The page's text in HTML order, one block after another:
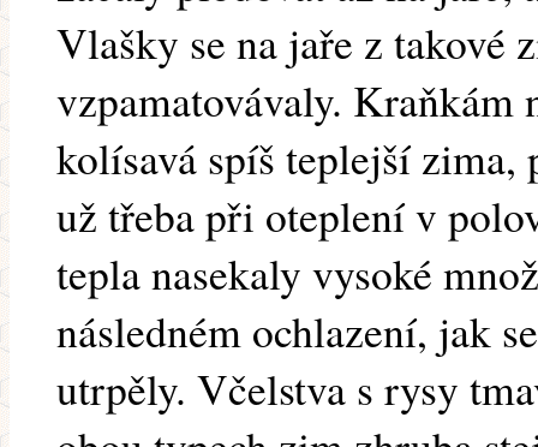
Vlašky se na jaře z takové
vzpamatovávaly. Kraňkám
kolísavá spíš teplejší
už třeba při oteplení v
tepla nasekaly vysoké
následném ochlazení, jak
utrpěly. Včelstva s rysy